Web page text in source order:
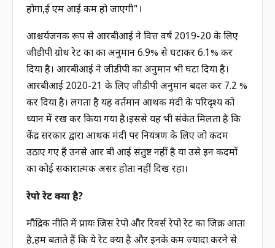
होगा,ई एम आई कम हो जाएगी"।
आश्चर्यजनक रूप से आरबीआई ने वित्त वर्ष 2019-20 के लिए
जीडीपी ग्रोथ रेट का का अनुमान 6.9% से घटाकर 6.1% कर
दिया है। आरबीआई ने जीडीपी का अनुमान भी घटा दिया है।
आरबीआई 2020-21 के लिए जीडीपी अनुमान बदल कर 7.2 %
कर दिया है। लगता है यह वर्तमान आर्थिक मंदी के परिदृश्य को
ध्यान में रख कर किया गया है।इससे यह भी संकेत मिलता है कि
केंद्र सरकार द्वारा आर्थिक मंदी पर नियंत्रण के लिए जो कदम
उठाए गए हैं उनसे आर बी आई संतुष्ट नहीं है या उसे इन कदमों
का कोई सकारात्मक असर होता नहीं दिख रहा।
रेपो रेट क्या है?
मौद्रिक नीति में प्रायः जिस रेपो और रिवर्स रेपो रेट का जिक्र आता
है,हम बताते हैं कि ये रेट क्या है और इनके कम ज्यादा करने से